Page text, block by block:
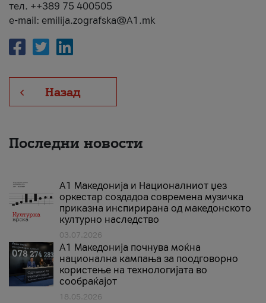
тел. ++389 75 400505
e-mail: emilija.zografska@A1.mk
Назад
Последни новости
А1 Македонија и Националниот џез
оркестар создадоа современа музичка
приказна инспирирана од македонското
културно наследство
03.07.2026
A1 Македонија почнува моќна
национална кампања за поодговорно
користење на технологијата во
сообраќајот
18.05.2026